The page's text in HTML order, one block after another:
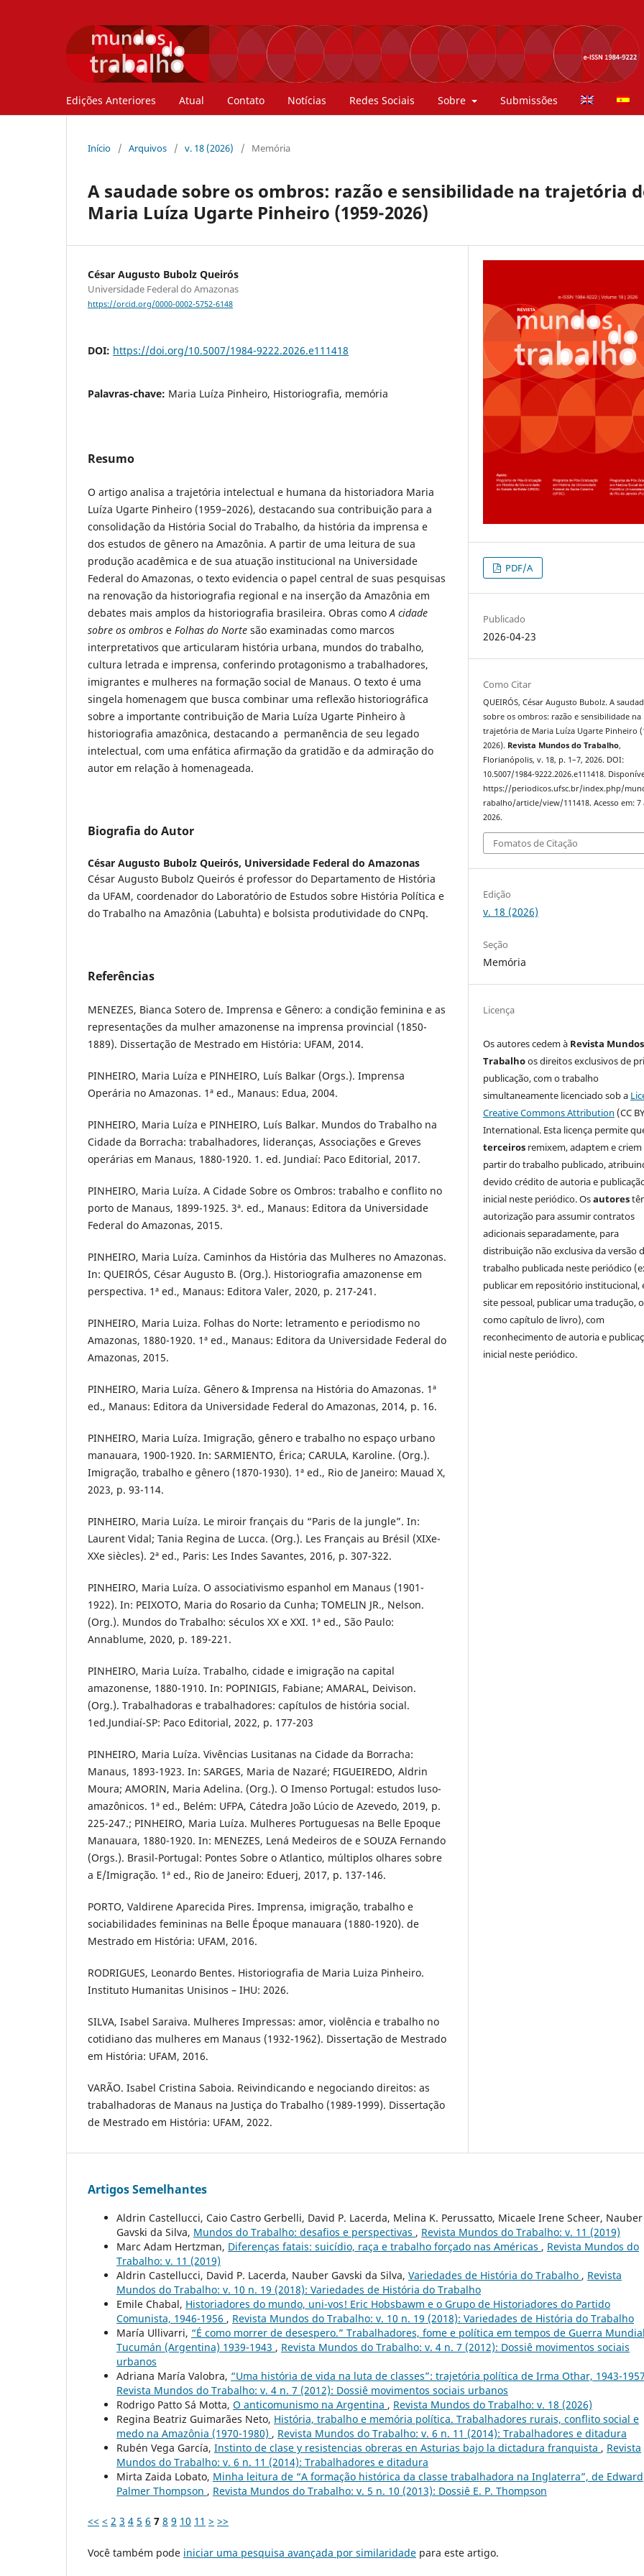
Edições Anteriores Atual Contato Notícias Redes Sociais Sobre Submissões
Início / Arquivos / v. 18 (2026) / Memória
A saudade sobre os ombros: razão e sensibilidade na trajetória
Maria Luíza Ugarte Pinheiro (1959-2026)
César Augusto Bubolz Queirós
Universidade Federal do Amazonas
https://orcid.org/0000-0002-5752-6148
DOI: https://doi.org/10.5007/1984-9222.2026.e111418
Palavras-chave: Maria Luíza Pinheiro, Historiografia, memória
Resumo
O artigo analisa a trajetória intelectual e humana da historiadora Maria
Luíza Ugarte Pinheiro (1959–2026), destacando sua contribuição para a
consolidação da História Social do Trabalho, da história da imprensa e
dos estudos de gênero na Amazônia. A partir de uma leitura de sua
produção acadêmica e de sua atuação institucional na Universidade
Federal do Amazonas, o texto evidencia o papel central de suas pesquisas
na renovação da historiografia regional e na inserção da Amazônia em
debates mais amplos da historiografia brasileira. Obras comoA cidade
sobre os ombros e Folhas do Norte são examinadas como marcos
interpretativos que articularam história urbana, mundos do trabalho,
cultura letrada e imprensa, conferindo protagonismo a trabalhadores,
imigrantes e mulheres na formação social de Manaus. O texto é uma
singela homenagem que busca combinar uma reflexão historiográfica
sobre a importante contribuição de Maria Luíza Ugarte Pinheiro à
historiografia amazônica, destacando a permanência de seu legado
intelectual, com uma enfática afirmação da gratidão e da admiração do
autor em relação à homenageada.
Biografia do Autor
César Augusto Bubolz Queirós, Universidade Federal do Amazonas
César Augusto Bubolz Queirós é professor do Departamento de História
da UFAM, coordenador do Laboratório de Estudos sobre História Política e
do Trabalho na Amazônia (Labuhta) e bolsista produtividade do CNPq.
Referências
MENEZES, Bianca Sotero de. Imprensa e Gênero: a condição feminina e as
representações da mulher amazonense na imprensa provincial (1850-
1889). Dissertação de Mestrado em História: UFAM, 2014.
PINHEIRO, Maria Luíza e PINHEIRO, Luís Balkar (Orgs.). Imprensa
Operária no Amazonas. 1ª ed., Manaus: Edua, 2004.
PINHEIRO, Maria Luíza e PINHEIRO, Luís Balkar. Mundos do Trabalho na
Cidade da Borracha: trabalhadores, lideranças, Associações e Greves
operárias em Manaus, 1880-1920. 1. ed. Jundiaí: Paco Editorial, 2017.
PINHEIRO, Maria Luíza. A Cidade Sobre os Ombros: trabalho e conflito no
porto de Manaus, 1899-1925. 3ª. ed., Manaus: Editora da Universidade
Federal do Amazonas, 2015.
PINHEIRO, Maria Luíza. Caminhos da História das Mulheres no Amazonas.
In: QUEIRÓS, César Augusto B. (Org.). Historiografia amazonense em
perspectiva. 1ª ed., Manaus: Editora Valer, 2020, p. 217-241.
PINHEIRO, Maria Luiza. Folhas do Norte: letramento e periodismo no
Amazonas, 1880-1920. 1ª ed., Manaus: Editora da Universidade Federal do
Amazonas, 2015.
PINHEIRO, Maria Luíza. Gênero & Imprensa na História do Amazonas. 1ª
ed., Manaus: Editora da Universidade Federal do Amazonas, 2014, p. 16.
PINHEIRO, Maria Luíza. Imigração, gênero e trabalho no espaço urbano
manauara, 1900-1920. In: SARMIENTO, Érica; CARULA, Karoline. (Org.).
Imigração, trabalho e gênero (1870-1930). 1ª ed., Rio de Janeiro: Mauad X,
2023, p. 93-114.
PINHEIRO, Maria Luíza. Le miroir français du “Paris de la jungle”. In:
Laurent Vidal; Tania Regina de Lucca. (Org.). Les Français au Brésil (XIXe-
XXe siècles). 2ª ed., Paris: Les Indes Savantes, 2016, p. 307-322.
PINHEIRO, Maria Luíza. O associativismo espanhol em Manaus (1901-
1922). In: PEIXOTO, Maria do Rosario da Cunha; TOMELIN JR., Nelson.
(Org.). Mundos do Trabalho: séculos XX e XXI. 1ª ed., São Paulo:
Annablume, 2020, p. 189-221.
PINHEIRO, Maria Luíza. Trabalho, cidade e imigração na capital
amazonense, 1880-1910. In: POPINIGIS, Fabiane; AMARAL, Deivison.
(Org.). Trabalhadoras e trabalhadores: capítulos de história social.
1ed.Jundiaí-SP: Paco Editorial, 2022, p. 177-203
PINHEIRO, Maria Luíza. Vivências Lusitanas na Cidade da Borracha:
Manaus, 1893-1923. In: SARGES, Maria de Nazaré; FIGUEIREDO, Aldrin
Moura; AMORIN, Maria Adelina. (Org.). O Imenso Portugal: estudos luso-
amazônicos. 1ª ed., Belém: UFPA, Cátedra João Lúcio de Azevedo, 2019, p.
225-247.; PINHEIRO, Maria Luíza. Mulheres Portuguesas na Belle Epoque
Manauara, 1880-1920. In: MENEZES, Lená Medeiros de e SOUZA Fernando
(Orgs.). Brasil-Portugal: Pontes Sobre o Atlantico, múltiplos olhares sobre
a E/Imigração. 1ª ed., Rio de Janeiro: Eduerj, 2017, p. 137-146.
PORTO, Valdirene Aparecida Pires. Imprensa, imigração, trabalho e
sociabilidades femininas na Belle Époque manauara (1880-1920). de
Mestrado em História: UFAM, 2016.
RODRIGUES, Leonardo Bentes. Historiografia de Maria Luiza Pinheiro.
Instituto Humanitas Unisinos – IHU: 2026.
SILVA, Isabel Saraiva. Mulheres Impressas: amor, violência e trabalho no
cotidiano das mulheres em Manaus (1932-1962). Dissertação de Mestrado
em História: UFAM, 2016.
VARÃO. Isabel Cristina Saboia. Reivindicando e negociando direitos: as
trabalhadoras de Manaus na Justiça do Trabalho (1989-1999). Dissertação
de Mestrado em História: UFAM, 2022.
PDF/A
Publicado
2026-04-23
Como Citar
QUEIRÓS, César Augusto Bubolz. A
sobre os ombros: razão e sensibilidade na
trajetória de Maria Luíza Ugarte Pinheiro
2026). Revista Mundos do Trabalho,
Florianópolis, v. 18, p. 1–7, 2026. DOI:
10.5007/1984-9222.2026.e111418.
https://periodicos.ufsc.br/index.php/
rabalho/article/view/111418. Acesso em: 7
2026.
Fomatos de Citação
Edição
v. 18 (2026)
Seção
Memória
Licença
Os autores cedem à Revista
Trabalhoos direitos exclusivos de
publicação, com o trabalho
simultaneamente licenciado sob a
Creative Commons Attribution (CC
International. Esta licença permite
terceiros remixem, adaptem e criem
partir do trabalho publicado,
devido crédito de autoria e
inicial neste periódico. Osautores
autorização para assumir contratos
adicionais separadamente, para
distribuição não exclusiva da versão
trabalho publicada neste periódico
publicar em repositório institucional,
site pessoal, publicar uma tradução,
como capítulo de livro), com
reconhecimento de autoria e
inicial neste periódico.
Artigos Semelhantes
Aldrin Castellucci, Caio Castro Gerbelli, David P. Lacerda, Melina K. Perussatto, Micaele Irene Scheer, Nauber
Gavski da Silva, Mundos do Trabalho: desafios e perspectivas , Revista Mundos do Trabalho: v. 11 (2019)
Marc Adam Hertzman, Diferenças fatais: suicídio, raça e trabalho forçado nas Américas , Revista Mundos do
Trabalho: v. 11 (2019)
Aldrin Castellucci, David P. Lacerda, Nauber Gavski da Silva, Variedades de História do Trabalho , Revista
Mundos do Trabalho: v. 10 n. 19 (2018): Variedades de História do Trabalho
Emile Chabal, Historiadores do mundo, uni-vos! Eric Hobsbawm e o Grupo de Historiadores do Partido
Comunista, 1946-1956 , Revista Mundos do Trabalho: v. 10 n. 19 (2018): Variedades de História do Trabalho
María Ullivarri, “É como morrer de desespero.” Trabalhadores, fome e política em tempos de Guerra
Tucumán (Argentina) 1939-1943 , Revista Mundos do Trabalho: v. 4 n. 7 (2012): Dossiê movimentos sociais
urbanos
Adriana María Valobra, “Uma história de vida na luta de classes”: trajetória política de Irma Othar, 1943-
Revista Mundos do Trabalho: v. 4 n. 7 (2012): Dossiê movimentos sociais urbanos
Rodrigo Patto Sá Motta, O anticomunismo na Argentina , Revista Mundos do Trabalho: v. 18 (2026)
Regina Beatriz Guimarães Neto, História, trabalho e memória política. Trabalhadores rurais, conflito social e
medo na Amazônia (1970-1980) , Revista Mundos do Trabalho: v. 6 n. 11 (2014): Trabalhadores e ditadura
Rubén Vega García, Instinto de clase y resistencias obreras en Asturias bajo la dictadura franquista , Revista
Mundos do Trabalho: v. 6 n. 11 (2014): Trabalhadores e ditadura
Mirta Zaida Lobato, Minha leitura de “A formação histórica da classe trabalhadora na Inglaterra”, de Edward
Palmer Thompson , Revista Mundos do Trabalho: v. 5 n. 10 (2013): Dossiê E. P. Thompson
<< < 2 3 4 5 6 7 8 9 10 11 > >>
Você também pode iniciar uma pesquisa avançada por similaridade para este artigo.